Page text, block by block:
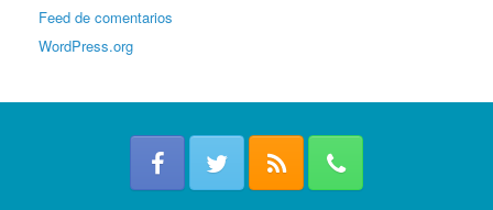
Feed de comentarios
WordPress.org